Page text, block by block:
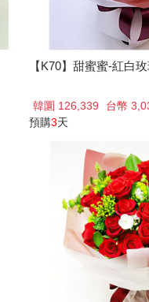
【K70】甜蜜蜜-紅白
韓圜 126,339
台幣
預購3天